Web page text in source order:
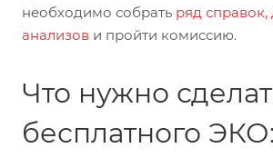
необходимо собрать ряд справок,
анализов и пройти комиссию.
Что нужно
бесплатного ЭКО: